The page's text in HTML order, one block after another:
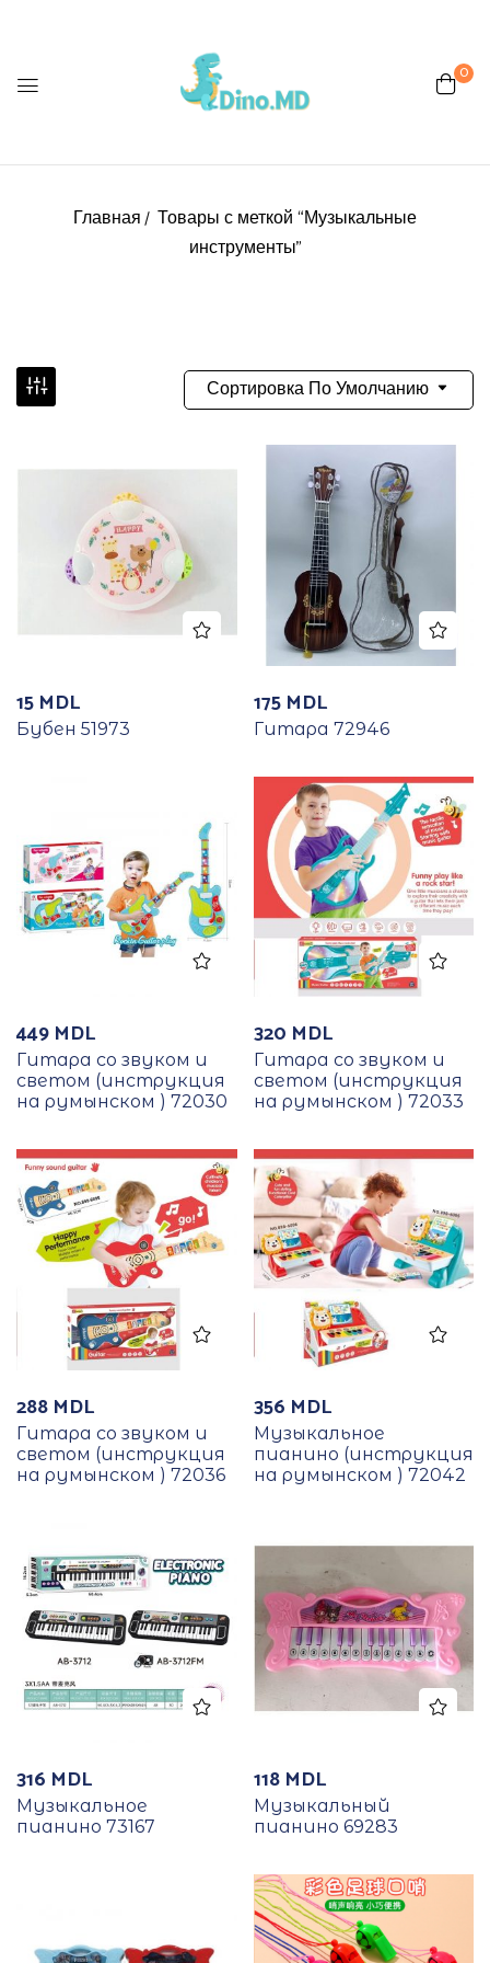
0
Главная Товары с меткой “Музыкальные
инструменты”
Сортировка По Умолчанию
15 MDL
Бубен 51973
175 MDL
Гитара 72946
449 MDL
Гитара со звуком и
светом (инструкция
на румынском ) 72030
320 MDL
Гитара со звуком и
светом (инструкция
на румынском ) 72033
288 MDL
Гитара со звуком и
светом (инструкция
на румынском ) 72036
356 MDL
Музыкальное
пианино (инструкция
на румынском ) 72042
316 MDL
Музыкальное
пианино 73167
118 MDL
Музыкальный
пианино 69283